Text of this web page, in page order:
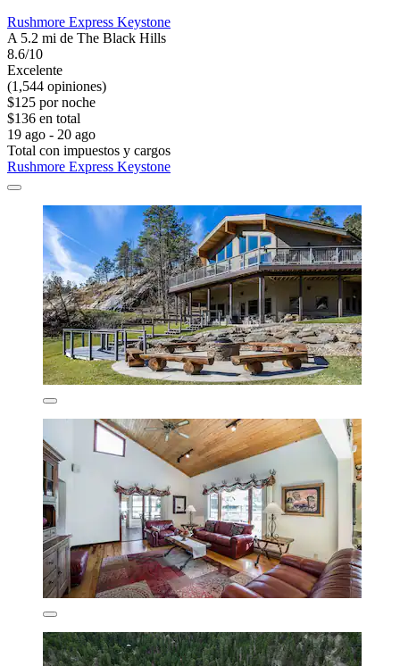
Rushmore Express Keystone
A 5.2 mi de The Black Hills
8.6/10
Excelente
(1,544 opiniones)
$125 por noche
$136 en total
19 ago - 20 ago
Total con impuestos y cargos
Rushmore Express Keystone